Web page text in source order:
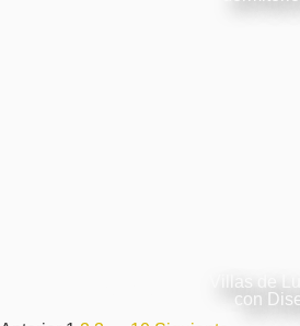
Villas de
con